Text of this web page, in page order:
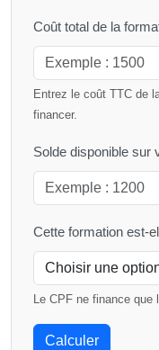
Coût total de la
Entrez le coût TTC de
financer.
Solde disponible sur
Cette formation est-
Le CPF ne finance que
Calculer